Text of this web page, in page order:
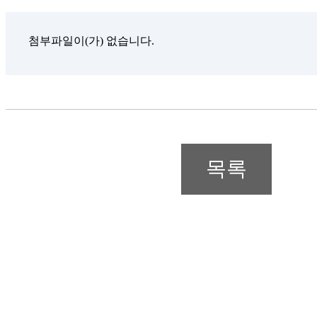
첨부파일이(가) 없습니다.